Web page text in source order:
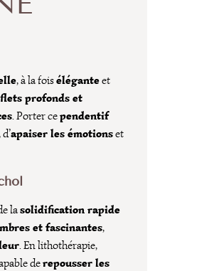
, à la foiséléganteet
profonds et
. Porter cependentif
apaiser les émotionset
lasolidification rapide
et fascinantes,
. En lithothérapie,
derepousser les